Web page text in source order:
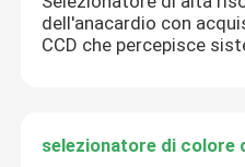
dell'anacardio con
CCD che percepisce
selezionatore di colore